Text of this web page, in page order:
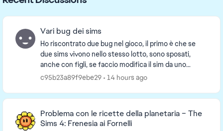
Vari bug dei sims
Ho riscontrato due bug nel gioco, il primo è che se
due sims vivono nello stesso lotto, sono sposati,
anche con figli, se faccio modifica il sim da uno
specchio o da un cassettone, poi una volta modi...
c95b23a89f9ebe29 14 hours ago
Problema con le ricette della planetaria – The
Sims 4: Frenesia ai Fornelli